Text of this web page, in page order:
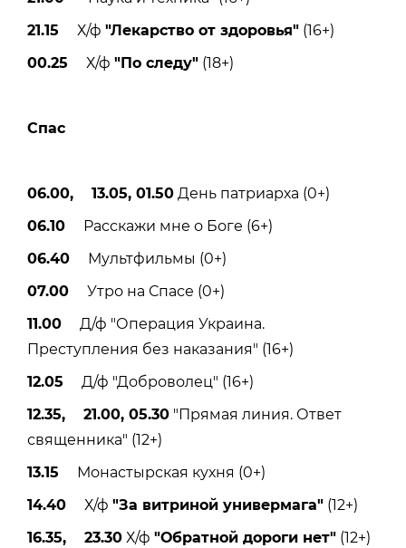
21.15 Х/ф "Лекарство от здоровья" (16+)
00.25 Х/ф "По следу" (18+)
Спас
06.00, 13.05, 01.50 День патриарха (0+)
06.10 Расскажи мне о Боге (6+)
06.40 Мультфильмы (0+)
07.00 Утро на Спасе (0+)
11.00 Д/ф "Операция Украина.
Преступления без наказания" (16+)
12.05 Д/ф "Доброволец" (16+)
12.35, 21.00, 05.30 "Прямая линия. Ответ
священника" (12+)
13.15 Монастырская кухня (0+)
14.40 Х/ф "За витриной универмага" (12+)
16.35, 23.30 Х/ф "Обратной дороги нет" (12+)